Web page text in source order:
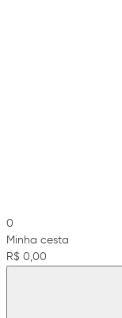
0
Minha cesta
R$ 0,00